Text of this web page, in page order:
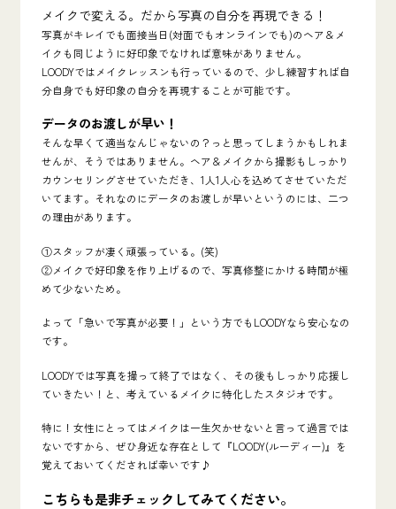
メイクで変える。だから写真の自分を再現できる！
写真がキレイでも面接当日(対面でもオンラインでも)のヘア＆メ
イクも同じように好印象でなければ意味がありません。
LOODYではメイクレッスンも行っているので、少し練習すれば自
分自身でも好印象の自分を再現することが可能です。
データのお渡しが早い！
そんな早くて適当なんじゃないの？っと思ってしまうかもしれま
せんが、そうではありません。ヘア＆メイクから撮影もしっかり
カウンセリングさせていただき、1人1人心を込めてさせていただ
いてます。それなのにデータのお渡しが早いというのには、二つ
の理由があります。
①スタッフが凄く頑張っている。(笑)
②メイクで好印象を作り上げるので、写真修整にかける時間が極
めて少ないため。
よって「急いで写真が必要！」という方でもLOODYなら安心なの
です。
LOODYでは写真を撮って終了ではなく、その後もしっかり応援し
ていきたい！と、考えているメイクに特化したスタジオです。
特に！女性にとってはメイクは一生欠かせないと言って過言では
ないですから、ぜひ身近な存在として『LOODY(ルーディー)』を
覚えておいてくだされば幸いです♪
こちらも是非チェックしてみてください。